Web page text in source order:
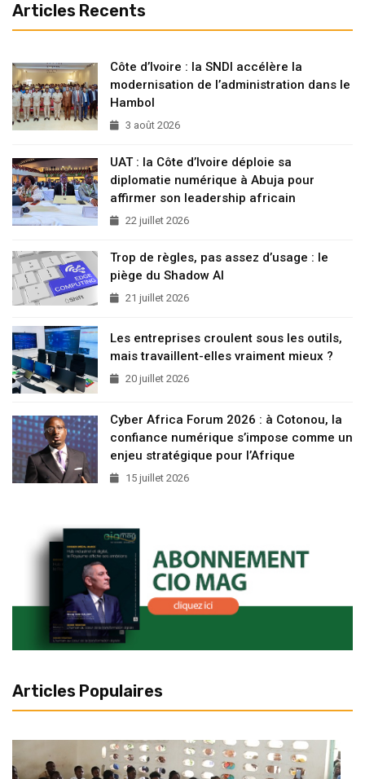
Articles Recents
Côte d’Ivoire : la SNDI accélère la
modernisation de l’administration dans le
Hambol
3 août 2026
UAT : la Côte d’Ivoire déploie sa
diplomatie numérique à Abuja pour
affirmer son leadership africain
22 juillet 2026
Trop de règles, pas assez d’usage : le
piège du Shadow AI
21 juillet 2026
Les entreprises croulent sous les outils,
mais travaillent-elles vraiment mieux ?
20 juillet 2026
Cyber Africa Forum 2026 : à Cotonou, la
confiance numérique s’impose comme un
enjeu stratégique pour l’Afrique
15 juillet 2026
Articles Populaires